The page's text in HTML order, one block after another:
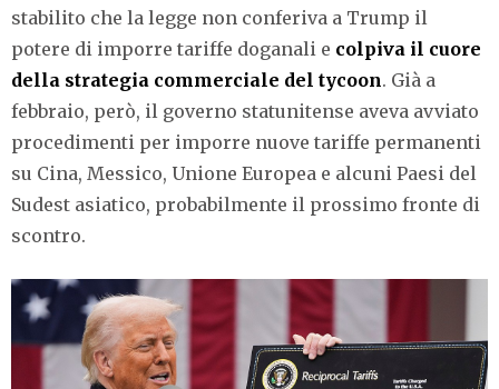
stabilito che la legge non conferiva a Trump il
potere di imporre tariffe doganali e colpiva il cuore
della strategia commerciale del tycoon. Già a
febbraio, però, il governo statunitense aveva avviato
procedimenti per imporre nuove tariffe permanenti
su Cina, Messico, Unione Europea e alcuni Paesi del
Sudest asiatico, probabilmente il prossimo fronte di
scontro.